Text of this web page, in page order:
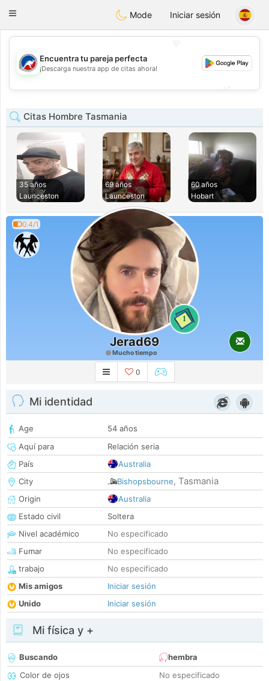
Australia Chat
Toggle
Mode Iniciar sesión
💖
💕
Encuentra tu pareja perfecta
¡Descarga nuestra app de citas ahora!
Citas Hombre Tasmania
35 años
Launceston
69 años
Launceston
60 años
Hobart
0.4/1
1
Jerad69
Mucho tiempo
0
Mi identidad
Age
54 años
Aquí para
Relación seria
País
Australia
City
Bishopsbourne, Tasmania
Origin
Australia
Estado civil
Soltera
Nivel académico
No especificado
Fumar
No especificado
trabajo
No especificado
Mis amigos
Iniciar sesión
Unido
Iniciar sesión
Mi física y +
Buscando
hembra
Color de ojos
No especificado